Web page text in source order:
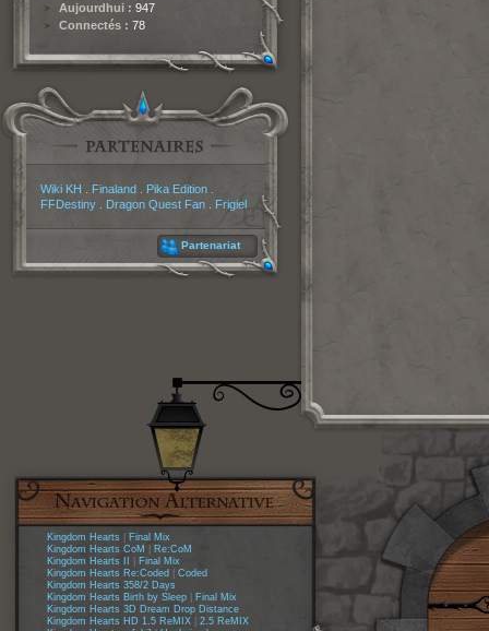
Aujourdhui : 947
Connectés : 78
Wiki KH Finaland Pika Edition
FFDestiny
Dragon Quest Fan Frigiel
Partenariat
Kingdom Hearts
Final Mix
Kingdom Hearts CoM
Re:CoM
Kingdom Hearts II
Final Mix
Kingdom Hearts Re:Coded
Coded
Kingdom Hearts 358/2 Days
Kingdom Hearts Birth by Sleep
Final Mix
Kingdom Hearts 3D Dream Drop Distance
Kingdom Hearts HD 1.5 ReMIX
2.5 ReMIX